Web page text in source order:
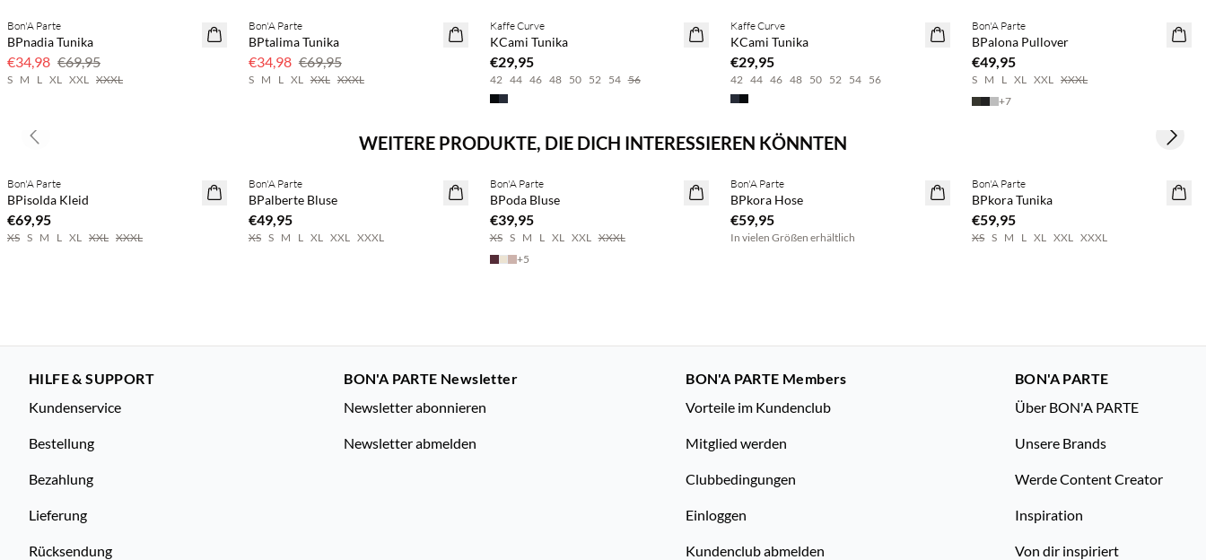
50 % Rabatt
Bon'A Parte
BPnadia Tunika
€34,98 €69,95
S M L XL XXL XXXL
50 % Rabatt
Bon'A Parte
BPtalima Tunika
€34,98 €69,95
S M L XL XXL XXXL
Kaffe Curve
KCami Tunika
€29,95
42 44 46 48 50 52 54 56
Kaffe Curve
KCami Tunika
€29,95
42 44 46 48 50 52 54 56
2 Stück €65
Bon'A Parte
BPalona Pullover
€49,95
S M L XL XXL XXXL
+7
WEITERE PRODUKTE, DIE DICH INTERESSIEREN KÖNNTEN
NEUHEITEN
Bon'A Parte
BPisolda Kleid
€69,95
XS S M L XL XXL XXXL
NEUHEITEN
Kaufe mind. 2 & spare 20 %
Bon'A Parte
BPalberte Bluse
€49,95
XS S M L XL XXL XXXL
NEUHEITEN
Kaufe mind. 2 & spare 20 %
Bon'A Parte
BPoda Bluse
€39,95
XS S M L XL XXL XXXL
+5
NEUHEITEN
Kaufe mind. 2 & spare 20 %
Bon'A Parte
BPkora Hose
€59,95
In vielen Größen erhältlich
NEUHEITEN
Bon'A Parte
BPkora Tunika
€59,95
XS S M L XL XXL XXXL
Previous slide Next
HILFE & SUPPORT
Kundenservice
Bestellung
Bezahlung
Lieferung
Rücksendung
BON'A PARTE Newsletter
Newsletter abonnieren
Newsletter abmelden
BON'A PARTE Members
Vorteile im Kundenclub
Mitglied werden
Clubbedingungen
Einloggen
Kundenclub abmelden
BON'A PARTE
Über BON'A PARTE
Unsere Brands
Werde Content Creator
Inspiration
Von dir inspiriert